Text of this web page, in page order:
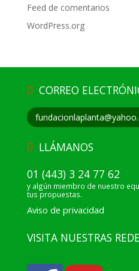
Feed de comentarios
WordPress.org
CORREO
LLÁMANOS
01 (443) 3 24 77 62
y algún miembro de nuestro
tus propuestas.
Aviso de privacidad
VISITA NUESTRAS